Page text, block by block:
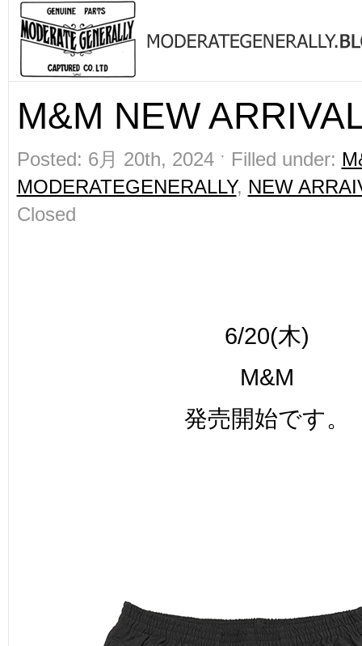
M&M NEW
Posted: 6月 20th, 2024 ˑ Filled under:
MODERATEGENERALLY, NEW
Closed
6/20(木)
M&M
発売開始です。